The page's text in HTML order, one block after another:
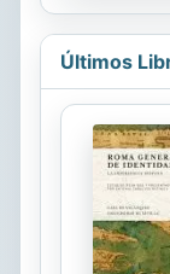
Últimos